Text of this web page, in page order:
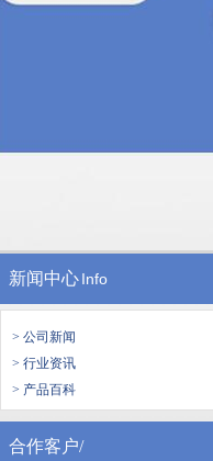
新闻中心Info
> 公司新闻
> 行业资讯
> 产品百科
合作客户/